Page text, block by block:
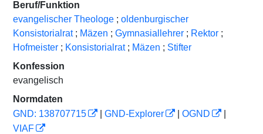
Beruf/Funktion
evangelischer Theologe ; oldenburgischer
Konsistorialrat ; Mäzen ; Gymnasiallehrer ; Rektor ;
Hofmeister ; Konsistorialrat ; Mäzen ; Stifter
Konfession
evangelisch
Normdaten
GND: 138707715
GND-Explorer OGND
VIAF